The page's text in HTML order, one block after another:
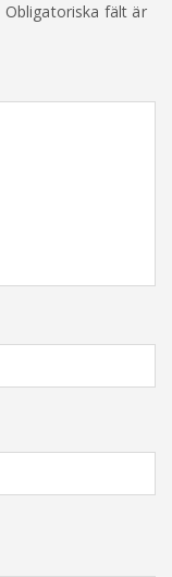
Obligatoriska fält är